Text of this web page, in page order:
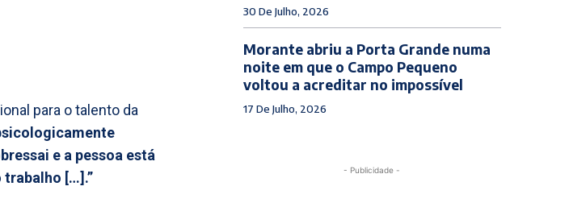
para o talento da
e a pessoa está
trabalho […].”
30 De Julho, 2026
Morante abriu a Porta Grande numa
noite em que o Campo Pequeno
voltou a acreditar no impossível
17 De Julho, 2026
- Publicidade -